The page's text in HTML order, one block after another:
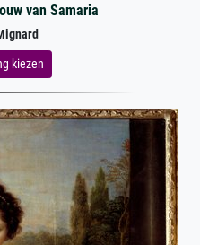
van Samaria
kiezen